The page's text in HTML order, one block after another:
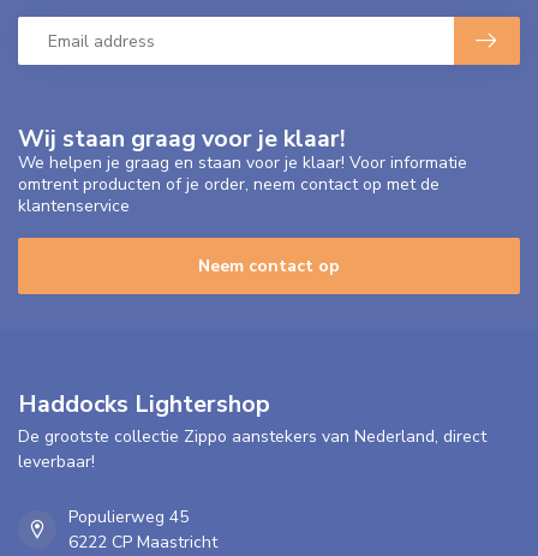
Wij staan graag voor je klaar!
We helpen je graag en staan voor je klaar! Voor informatie
omtrent producten of je order, neem contact op met de
klantenservice
Neem contact op
Haddocks Lightershop
De grootste collectie Zippo aanstekers van Nederland, direct
leverbaar!
Populierweg 45
6222 CP Maastricht